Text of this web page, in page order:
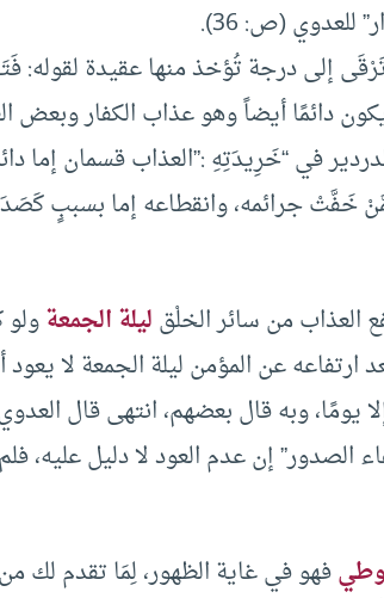
للعدوي (ص: 36).
إلى درجة تُؤخذ منها عقيدة لقوله:
يكون دائمًا أيضاً وهو عذاب الكفار
في “خَرِيدَتِهِ :”العذاب قسمان إما
خَفَّتْ جرائمه، وانقطاعه إما بسببٍ
ليلة الجمعة
ارتفاعه عن المؤمن ليلة الجمعة لا
يومًا، وبه قال بعضهم، انتهى قال
إن عدم العود لا دليل
فهو في غاية الظهور، لِمَا تقدم لك